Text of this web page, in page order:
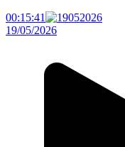
00:15:41
19/05/2026